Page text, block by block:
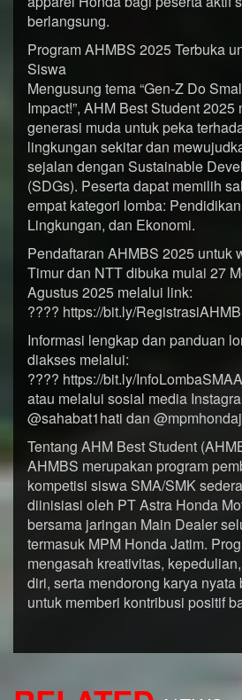
berlangsung.
Program AHMBS 2025 Terbuka
Siswa
Mengusung tema “Gen-Z Do
Impact!”, AHM Best Student 2025
generasi muda untuk peka
lingkungan sekitar dan
sejalan dengan Sustainable
(SDGs). Peserta dapat memilih
empat kategori lomba:
Lingkungan, dan Ekonomi.
Pendaftaran AHMBS 2025 untuk
Timur dan NTT dibuka mulai 27
Agustus 2025 melalui link:
???? https://bit.ly/
Informasi lengkap dan panduan
diakses melalui:
???? https://bit.ly/
atau melalui sosial media
@sahabat1hati dan
Tentang AHM Best Student
AHMBS merupakan program
kompetisi siswa SMA/SMK
diinisiasi oleh PT Astra Honda
bersama jaringan Main Dealer
termasuk MPM Honda Jatim.
mengasah kreativitas,
diri, serta mendorong karya
untuk memberi kontribusi positif